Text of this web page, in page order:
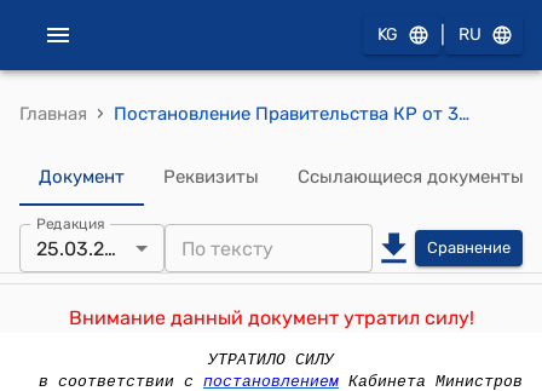
KG RU
Главная › Постановление Правительства КР от 30 апреля 1997 года №257 "О повышении размеров трудовых пенсий, назначенных до 1994 года"
Документ Реквизиты Ссылающиеся документы
Редакция
25.03.2022 Сравнение
Внимание данный документ утратил силу!